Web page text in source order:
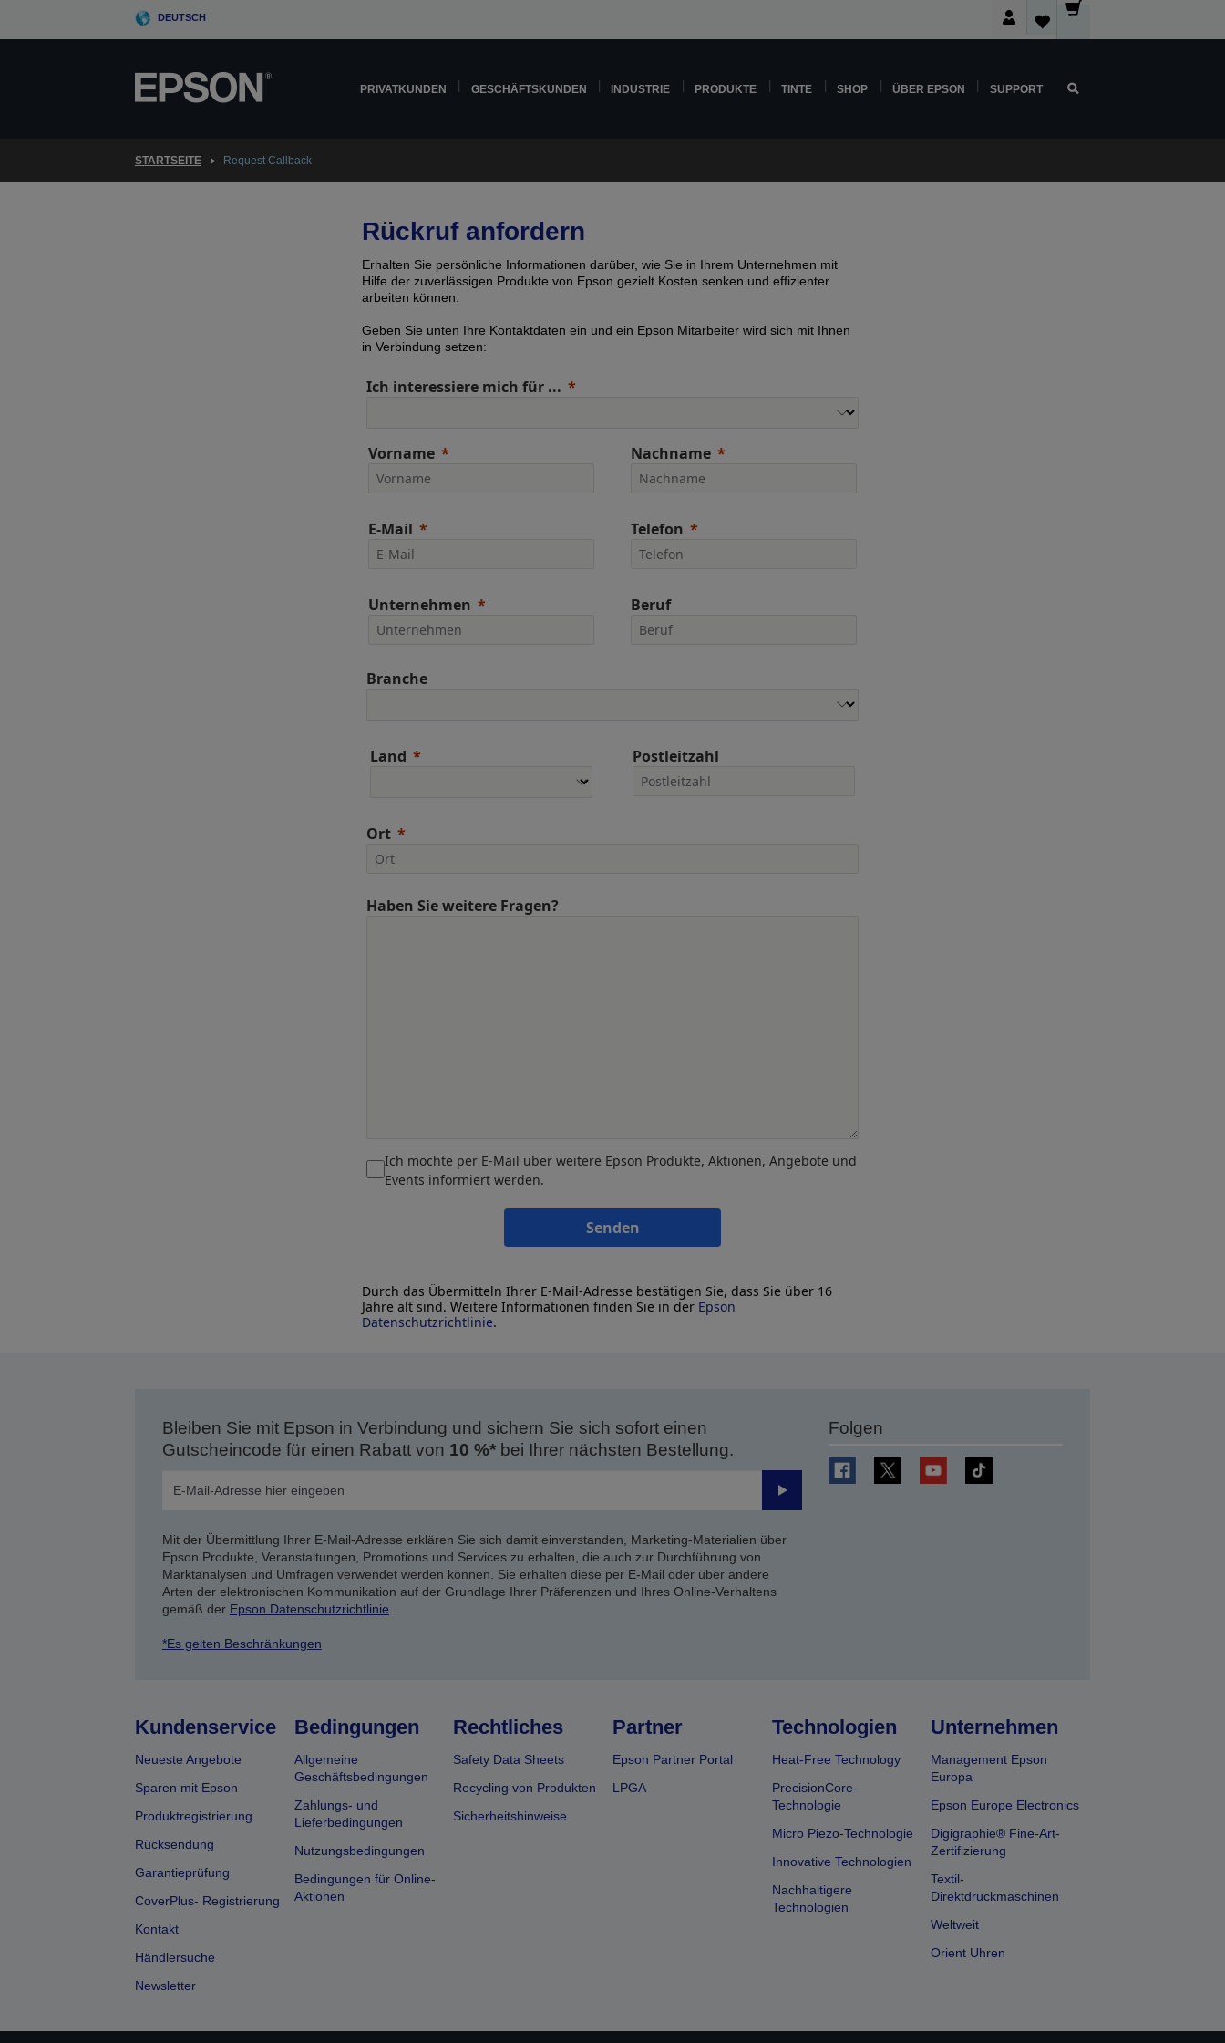
DEUTSCH
PRIVATKUNDEN GESCHÄFTSKUNDEN INDUSTRIE PRODUKTE TINTE SHOP ÜBER EPSON SUPPORT
STARTSEITE Request Callback
Rückruf anfordern
Erhalten Sie persönliche Informationen darüber, wie Sie in Ihrem Unternehmen mit
Hilfe der zuverlässigen Produkte von Epson gezielt Kosten senken und effizienter
arbeiten können.
Geben Sie unten Ihre Kontaktdaten ein und ein Epson Mitarbeiter wird sich mit Ihnen
in Verbindung setzen:
Ich interessiere mich für ...
Vorname Nachname
E-Mail Telefon
Unternehmen Beruf
Branche
Land Postleitzahl
Ort
Haben Sie weitere Fragen?
Ich möchte per E-Mail über weitere Epson Produkte, Aktionen, Angebote und
Events informiert werden.
Senden
Durch das Übermitteln Ihrer E-Mail-Adresse bestätigen Sie, dass Sie über 16
Jahre alt sind. Weitere Informationen finden Sie in der Epson
Datenschutzrichtlinie.
Bleiben Sie mit Epson in Verbindung und sichern Sie sich sofort einen
Gutscheincode für einen Rabatt von 10 %*bei Ihrer nächsten Bestellung.
Senden
Mit der Übermittlung Ihrer E-Mail-Adresse erklären Sie sich damit einverstanden, Marketing-Materialien über
Epson Produkte, Veranstaltungen, Promotions und Services zu erhalten, die auch zur Durchführung von
Marktanalysen und Umfragen verwendet werden können. Sie erhalten diese per E-Mail oder über andere
Arten der elektronischen Kommunikation auf der Grundlage Ihrer Präferenzen und Ihres Online-Verhaltens
gemäß der Epson Datenschutzrichtlinie
*Es gelten Beschränkungen
Folgen
Kundenservice
Neueste Angebote
Sparen mit Epson
Produktregistrierung
Rücksendung
Garantieprüfung
CoverPlus- Registrierung
Kontakt
Händlersuche
Newsletter
Bedingungen
Allgemeine
Geschäftsbedingungen
Zahlungs- und
Lieferbedingungen
Nutzungsbedingungen
Bedingungen für Online-
Aktionen
Rechtliches
Safety Data Sheets
Recycling von Produkten
Sicherheitshinweise
Partner
Epson Partner Portal
LPGA
Technologien
Heat-Free Technology
PrecisionCore-
Technologie
Micro Piezo-Technologie
Innovative Technologien
Nachhaltigere
Technologien
Unternehmen
Management Epson
Europa
Epson Europe Electronics
Digigraphie® Fine-Art-
Zertifizierung
Textil-
Direktdruckmaschinen
Weltweit
Orient Uhren